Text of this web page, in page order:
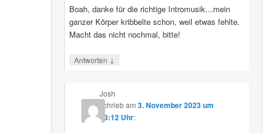
Boah, danke für die richtige Intromusik…mein
ganzer Körper kribbelte schon, weil etwas fehlte.
Macht das nicht nochmal, bitte!
Antworten ↓
Josh
schriebam 3. November 2023 um
13:12 Uhr: